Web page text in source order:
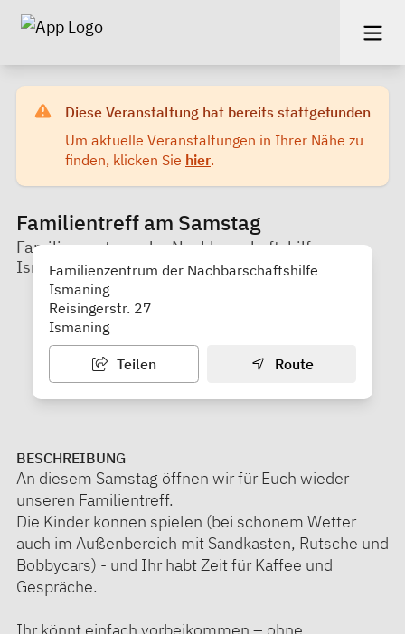
Diese Veranstaltung hat bereits stattgefunden
Um aktuelle Veranstaltungen in Ihrer Nähe zu
finden, klicken Sie hier.
Familientreff am Samstag
Familienzentrum der Nachbarschaftshilfe
IsmaningFamilienzentrum der Nachbarschaftshilfe
Ismaning
Reisingerstr. 27
Ismaning
Teilen Route
BESCHREIBUNG
An diesem Samstag öffnen wir für Euch wieder
unseren Familientreff.
Die Kinder können spielen (bei schönem Wetter
auch im Außenbereich mit Sandkasten, Rutsche und
Bobbycars) - und Ihr habt Zeit für Kaffee und
Gespräche.
Ihr könnt einfach vorbeikommen – ohne